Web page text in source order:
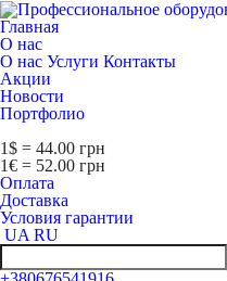
Главная
О нас
О нас Услуги Контакты
Акции
Новости
Портфолио
1$ = 44.00 грн
1€ = 52.00 грн
Оплата
Доставка
Условия гарантии
UA RU